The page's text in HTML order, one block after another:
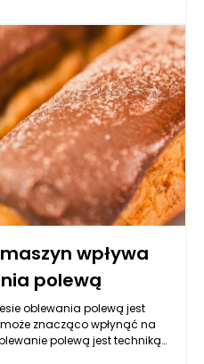
produktu, zarazem
jakość oraz smak, staje
marketingowej. Oblewanie
ma potencjał przekroczenia
w sferę oddziaływania na
wpływa
polewą
oblewania polewą jest
znacząco wpłynąć na
polewą jest techniką